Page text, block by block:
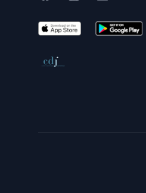
App Store Google Play
Conseil de déontologie